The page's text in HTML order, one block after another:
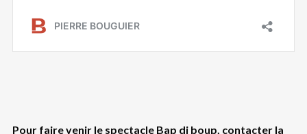
Pour faire venir le spectacle Bap di boup, contacter la